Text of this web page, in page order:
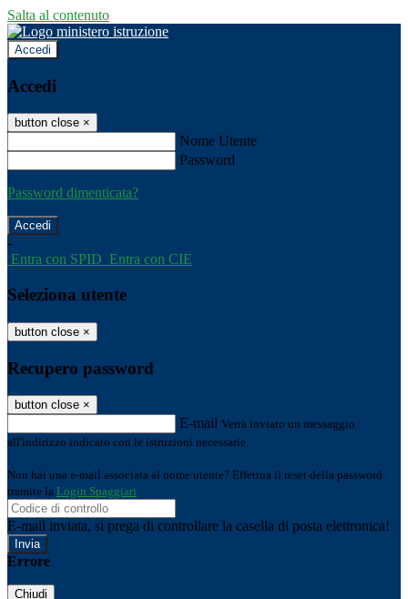
Salta al contenuto
Accedi
Accedi
button close ×
Nome Utente
Password
Password dimenticata?
-
Entra con SPID Entra con CIE
Seleziona utente
button close ×
Recupero password
button close ×
E-mail Verrà inviato un messaggio
all'indirizzo indicato con le istruzioni necessarie.
Non hai una e-mail associata al nome utente? Effettua il reset della password
tramite la Login Spaggiari
E-mail inviata, si prega di controllare la casella di posta elettronica!
Errore
Chiudi